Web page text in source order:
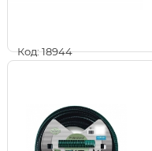
Код: 18944